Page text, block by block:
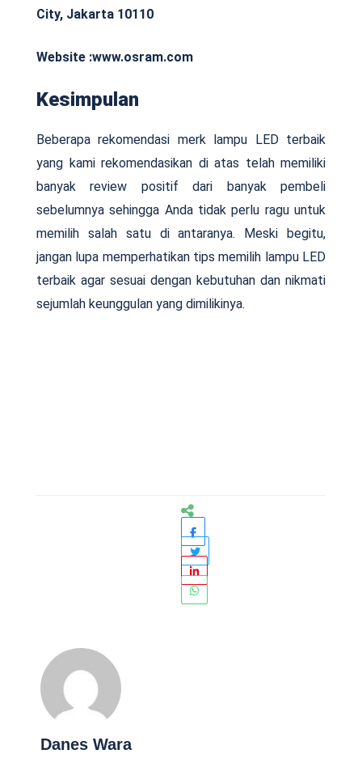
City, Jakarta 10110
Website :www.osram.com
Kesimpulan
Beberapa rekomendasi merk lampu LED terbaik
yang kami rekomendasikan di atas telah memiliki
banyak review positif dari banyak pembeli
sebelumnya sehingga Anda tidak perlu ragu untuk
memilih salah satu di antaranya. Meski begitu,
jangan lupa memperhatikan tips memilih lampu LED
terbaik agar sesuai dengan kebutuhan dan nikmati
sejumlah keunggulan yang dimilikinya.
Danes Wara